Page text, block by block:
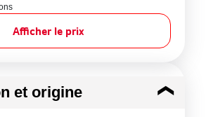
Afficher le prix
et origine